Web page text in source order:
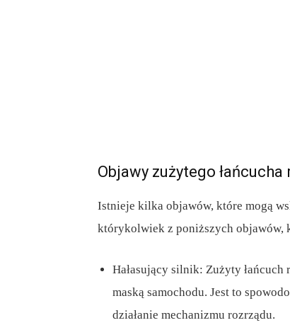
Objawy zużytego łańcucha
Istnieje kilka objawów, które mogą
którykolwiek z poniższych objawów,
Hałasujący silnik: Zużyty
maską samochodu. Jest to
działanie mechanizmu rozrządu.